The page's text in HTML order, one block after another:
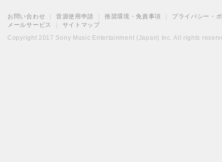
お問い合わせ 音源使用申請 推奨環境・免責事項
プライバシー・
メールサービス
サイトマップ
Copyright 2017 Sony Music Entertainment (Japan) Inc. All rights